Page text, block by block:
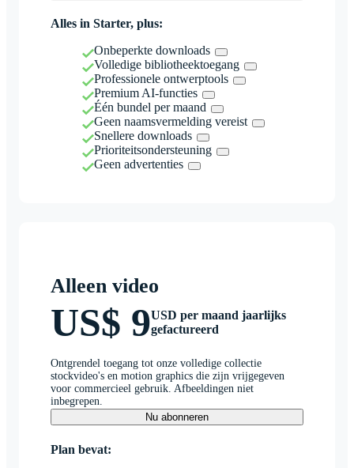
Alles in Starter, plus:
Onbeperkte downloads
Volledige bibliotheektoegang
Professionele ontwerptools
Premium AI-functies
Één bundel per maand
Geen naamsvermelding vereist
Snellere downloads
Prioriteitsondersteuning
Geen advertenties
Alleen video
US$ 9USD per maand jaarlijks
gefactureerd
Ontgrendel toegang tot onze volledige collectie
stockvideo's en motion graphics die zijn vrijgegeven
voor commercieel gebruik. Afbeeldingen niet
inbegrepen.
Nu abonneren
Plan bevat: